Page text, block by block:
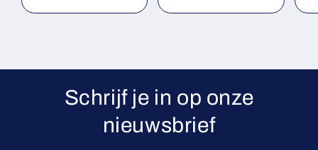
Schrijf je in op onze
nieuwsbrief